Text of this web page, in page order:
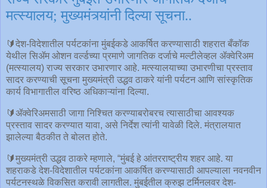
मत्स्यालय; मुख्यमंत्र्यांनी दिल्या सूचना..
🔰देश-विदेशातील पर्यटकांना मुंबईकडे आकर्षित करण्यासाठी शहरात बँकॉक
येथील सिॲम ओशन वर्ल्डच्या प्रमाणे जागतिक दर्जाचे मल्टीलेव्हल ॲक्वेरिअम
(मत्स्यालय) राज्य सरकार उभारणार आहे. मत्स्यालयाच्या उभारणीचा प्रस्ताव
सादर करण्याची सूचना मुख्यमंत्री उद्धव ठाकरे यांनी पर्यटन आणि सांस्कृतिक
कार्य विभागातील वरिष्ठ अधिकाऱ्यांना दिल्या.
🔰ॲक्वेरिअमसाठी जागा निश्चित करण्याबरोबरच त्यासाठीचा आवश्यक
प्रस्ताव सादर करण्यात यावा, असे निर्देश त्यांनी यावेळी दिले. मंत्रालयात
झालेल्या बैठकीत ते बोलत होते.
🔰मुख्यमंत्री उद्धव ठाकरे म्हणाले, “मुंबई हे आंतरराष्ट्रीय शहर आहे. या
शहराकडे देश-विदेशातील पर्यटकांना आकर्षित करण्यासाठी आपल्याला नवनवीन
पर्यटनस्थळे विकसित करावी लागतील. मुंबईतील क्रुझ टर्मिनलवर देश-